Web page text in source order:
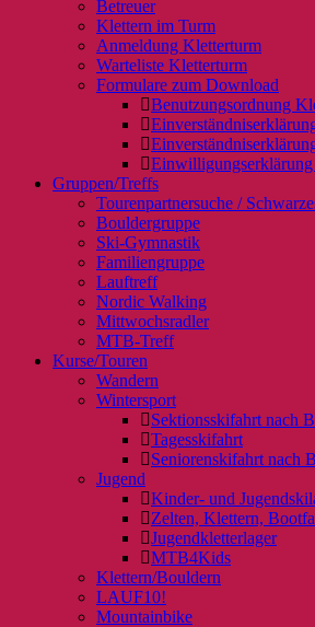
Betreuer
Klettern im Turm
Anmeldung Kletterturm
Warteliste Kletterturm
Formulare zum Download
Benutzungsordnung
Einwilligungserklärung
Gruppen/Treffs
Tourenpartnersuche /
Bouldergruppe
Ski-Gymnastik
Familiengruppe
Lauftreff
Nordic Walking
Mittwochsradler
MTB-Treff
Kurse/Touren
Wandern
Wintersport
Sektionsskifahrt nach
Tagesskifahrt
Seniorenskifahrt nach
Jugend
Kinder- und
Zelten, Klettern,
Jugendkletterlager
MTB4Kids
Klettern/Bouldern
LAUF10!
Mountainbike